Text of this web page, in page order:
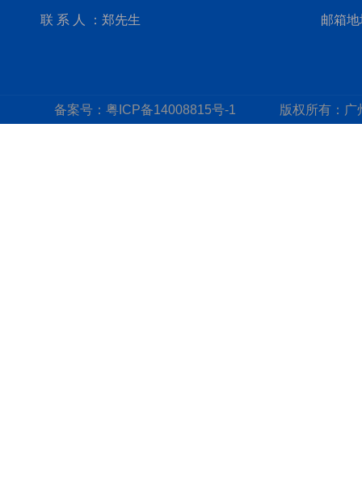
联 系 人 ：郑先生
邮箱
备案号： 粤ICP备14008815号-1 版权所有： 广